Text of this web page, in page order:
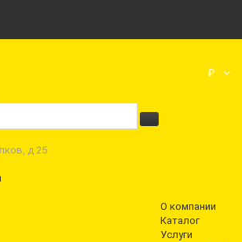
10:00—18:00
₽
д 25
О компании
Каталог
Услуги